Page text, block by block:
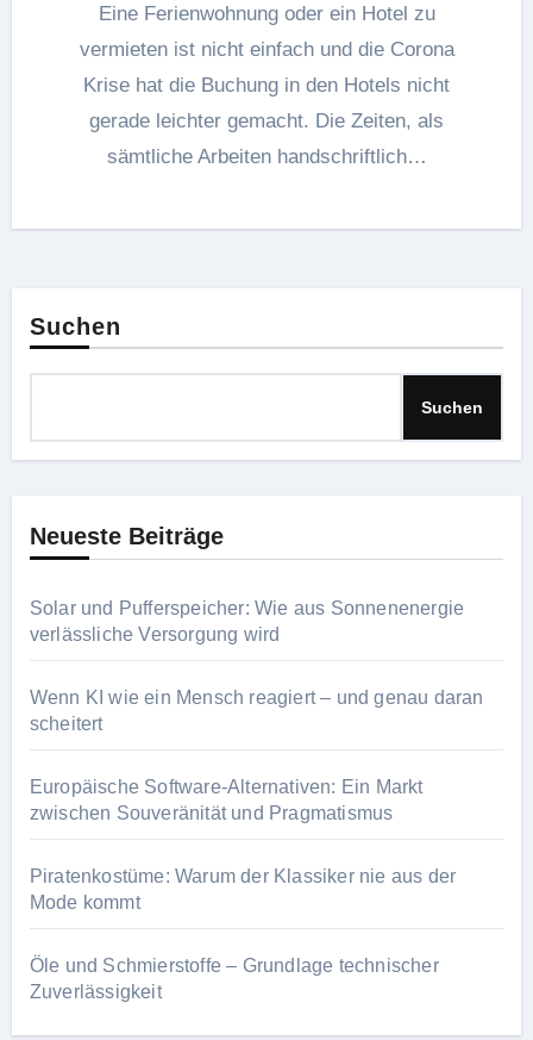
Eine Ferienwohnung oder ein Hotel zu
vermieten ist nicht einfach und die Corona
Krise hat die Buchung in den Hotels nicht
gerade leichter gemacht. Die Zeiten, als
sämtliche Arbeiten handschriftlich…
Suchen
Suchen
Neueste Beiträge
Solar und Pufferspeicher: Wie aus Sonnenenergie
verlässliche Versorgung wird
Wenn KI wie ein Mensch reagiert – und genau daran
scheitert
Europäische Software-Alternativen: Ein Markt
zwischen Souveränität und Pragmatismus
Piratenkostüme: Warum der Klassiker nie aus der
Mode kommt
Öle und Schmierstoffe – Grundlage technischer
Zuverlässigkeit